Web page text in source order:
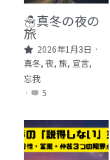
🛒Learn
❓FAQ
📮ASK（無料
📚 100冊
ログイン/
☃️真冬の夜の
旅
2026年1月3日 ·
真冬, 夜, 旅, 宣言,
忘我
·
5